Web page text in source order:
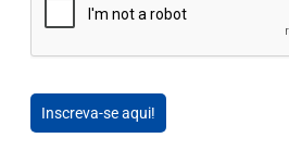
Inscreva-se aqui!